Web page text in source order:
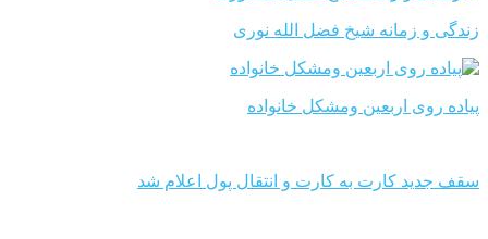
زندگی و زمانه شیخ فضل الله نوری
پیاده روی اربعین ومشکل خانواده
سقف جدید کارت به کارت و انتقال پول اعلام شد